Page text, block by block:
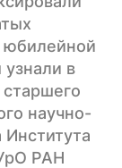
юбилейной
в
научно-
Института
РАН